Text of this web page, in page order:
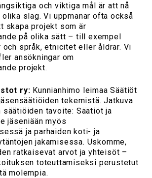
och viktiga mål är att nå
slag. Vi uppmanar ofta också
skapa projekt som är
på olika sätt – till exempel
och språk, etnicitet eller åldrar. Vi
ansökningar om
projekt.
ry: Kunnianhimo leimaa Säätiöt
tekemistä. Jatkuva
säätiöiden tavoite: Säätiöt ja
jäseniään myös
ja parhaiden koti- ja
jakamisessa. Uskomme,
ratkaisevat arvot ja yhteisöt –
toteuttamiseksi perustetut
molempia.